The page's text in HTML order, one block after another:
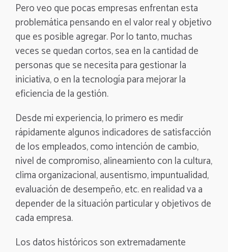
Pero veo que pocas empresas enfrentan esta
problemática pensando en el valor real y objetivo
que es posible agregar. Por lo tanto, muchas
veces se quedan cortos, sea en la cantidad de
personas que se necesita para gestionar la
iniciativa, o en la tecnología para mejorar la
eficiencia de la gestión.
Desde mi experiencia, lo primero es medir
rápidamente algunos indicadores de satisfacción
de los empleados, como intención de cambio,
nivel de compromiso, alineamiento con la cultura,
clima organizacional, ausentismo, impuntualidad,
evaluación de desempeño, etc. en realidad va a
depender de la situación particular y objetivos de
cada empresa.
Los datos históricos son extremadamente